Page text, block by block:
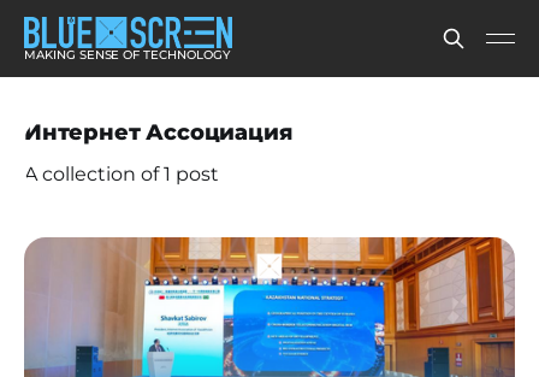
MAKING SENSE OF TECHNOLOGY
Интернет Ассоциация
A collection of 1 post